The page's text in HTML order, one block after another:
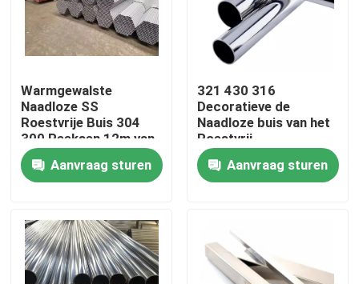
Huis
Producten
Ongeveer ons
Warmgewalste
Naadloze SS
Roestvrije Buis 304
300 Reeksen 12m van
de Staalpijp ASTM
Aanvraag sturen
321 430 316
Decoratieve de
Naadloze buis van het
Roestvrij
staalbuizenstelsel
304L 310S
Aanvraag sturen